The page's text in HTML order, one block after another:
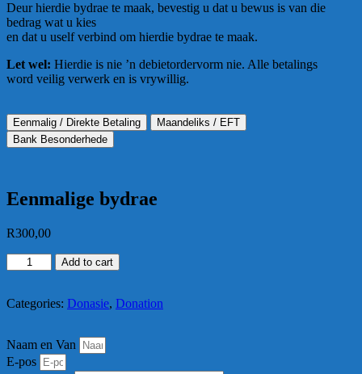
Deur hierdie bydrae te maak, bevestig u dat u bewus is van die
bedrag wat u kies
en dat u uself verbind om hierdie bydrae te maak.
Let wel: Hierdie is nie ’n debietordervorm nie. Alle betalings
word veilig verwerk en is vrywillig.
Eenmalig / Direkte Betaling
Maandeliks / EFT
Bank Besonderhede
Eenmalige bydrae
R300,00
Eenmalige
bydrae
Add to cart
Categories: Donasie, Donation
Naam en Van
E-pos